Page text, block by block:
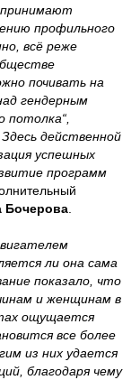
профильного
всё реже
почивать на
гендерным
потолка“,
действенной
успешных
программ
Бочерова
ли она сама
показало, что
и женщинам в
ощущается
все более
из них удается
благодаря чему